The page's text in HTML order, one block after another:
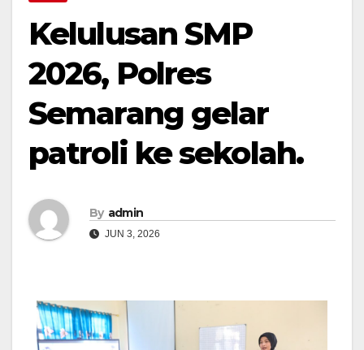
Kelulusan SMP
2026, Polres
Semarang gelar
patroli ke sekolah.
By admin
JUN 3, 2026